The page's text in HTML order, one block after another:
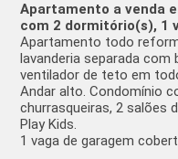
Apartamento a venda
com 2 dormitório(s), 1
Apartamento todo
lavanderia separada com
ventilador de teto em
Andar alto. Condomínio
churrasqueiras, 2 salões
Play Kids.
1 vaga de garagem